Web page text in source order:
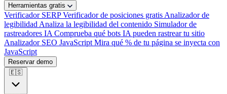
Herramientas gratis
Verificador SERPVerificador de posiciones gratis Analizador de
legibilidad Analiza la legibilidad del contenido Simulador de
rastreadores IA Comprueba qué bots IA pueden rastrear tu sitio
Analizador SEO JavaScript Mira qué % de tu página se inyecta con
JavaScript
Reservar demo
🇪🇸